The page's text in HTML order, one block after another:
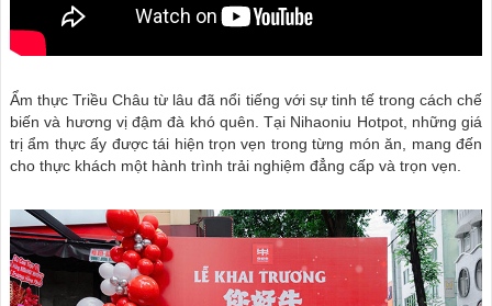
Ẩm thực Triều Châu từ lâu đã nổi tiếng với sự tinh tế trong cách chế
biến và hương vị đậm đà khó quên. Tại Nihaoniu Hotpot, những giá
trị ẩm thực ấy được tái hiện trọn vẹn trong từng món ăn, mang đến
cho thực khách một hành trình trải nghiệm đẳng cấp và trọn vẹn.